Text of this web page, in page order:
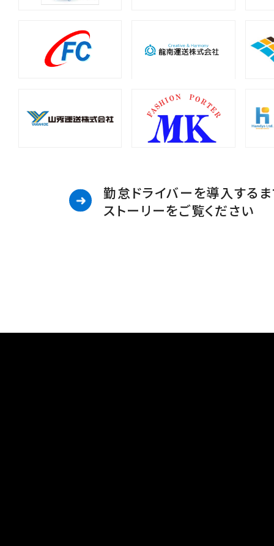
勤怠ドライバーを導入する
ストーリーをご覧ください